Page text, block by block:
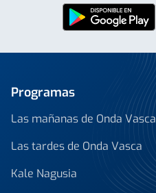
Programas
Las mañanas de Onda Vasca
Las tardes de Onda Vasca
Kale Nagusia